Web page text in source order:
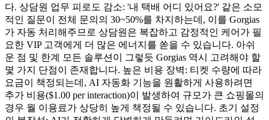
다. 상담원 업무 피로도 감소: '내 택배 어디 있어요?' 같은 소모
적인 질문이 전체 문의의 30~50%를 차지하는데, 이를 Gorgias
가 자동 처리해주므로 상담원은 복잡하고 감정적인 케어가 필
요한 VIP 고객에게 더 많은 에너지를 쏟을 수 있습니다. 아쉬
운 점 및 한계 모든 솔루션이 그렇듯 Gorgias 역시 고려해야 할
몇 가지 단점이 존재합니다. 높은 비용 장벽: 티켓 수량에 따라
요금이 책정되는데, AI 자동화 기능을 원활하게 사용하려면
추가 비용($1.00 per interaction)이 발생하여 규모가 큰 쇼핑몰의
경우 월 이용료가 상당히 높게 책정될 수 있습니다. 초기 설정